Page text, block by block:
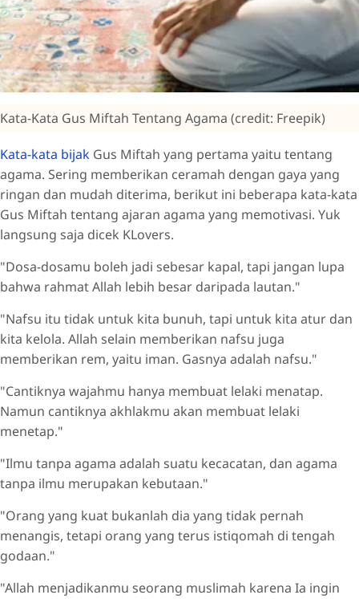
Kata-Kata Gus Miftah Tentang Agama (credit: Freepik)
Kata-kata bijak Gus Miftah yang pertama yaitu tentang
agama. Sering memberikan ceramah dengan gaya yang
ringan dan mudah diterima, berikut ini beberapa kata-kata
Gus Miftah tentang ajaran agama yang memotivasi. Yuk
langsung saja dicek KLovers.
"Dosa-dosamu boleh jadi sebesar kapal, tapi jangan lupa
bahwa rahmat Allah lebih besar daripada lautan."
"Nafsu itu tidak untuk kita bunuh, tapi untuk kita atur dan
kita kelola. Allah selain memberikan nafsu juga
memberikan rem, yaitu iman. Gasnya adalah nafsu."
"Cantiknya wajahmu hanya membuat lelaki menatap.
Namun cantiknya akhlakmu akan membuat lelaki
menetap."
"Ilmu tanpa agama adalah suatu kecacatan, dan agama
tanpa ilmu merupakan kebutaan."
"Orang yang kuat bukanlah dia yang tidak pernah
menangis, tetapi orang yang terus istiqomah di tengah
godaan."
"Allah menjadikanmu seorang muslimah karena Ia ingin